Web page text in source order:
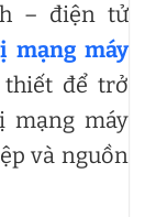
– điện tử
mạng máy
để trở
mạng máy
và nguồn